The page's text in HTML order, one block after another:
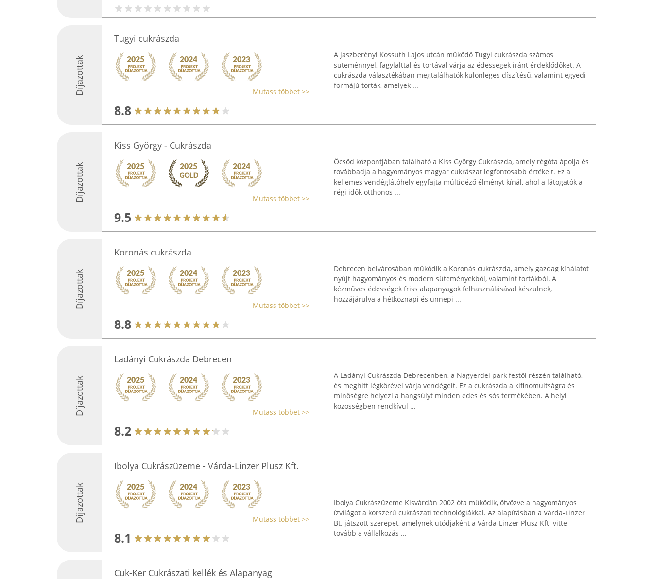
Díjazottak
Tugyi cukrászda
Mutass többet >>
8.8
A jászberényi Kossuth Lajos utcán működő Tugyi cukrászda számos
süteménnyel, fagylalttal és tortával várja az édességek iránt érdeklődőket. A
cukrászda választékában megtalálhatók különleges díszítésű, valamint egyedi
formájú torták, amelyek ...
Díjazottak
Kiss György - Cukrászda
Mutass többet >>
9.5
Öcsöd központjában található a Kiss György Cukrászda, amely régóta ápolja és
továbbadja a hagyományos magyar cukrászat legfontosabb értékeit. Ez a
kellemes vendéglátóhely egyfajta múltidéző élményt kínál, ahol a látogatók a
régi idők otthonos ...
Díjazottak
Koronás cukrászda
Mutass többet >>
8.8
Debrecen belvárosában működik a Koronás cukrászda, amely gazdag kínálatot
nyújt hagyományos és modern süteményekből, valamint tortákból. A
kézműves édességek friss alapanyagok felhasználásával készülnek,
hozzájárulva a hétköznapi és ünnepi ...
Díjazottak
Ladányi Cukrászda Debrecen
Mutass többet >>
8.2
A Ladányi Cukrászda Debrecenben, a Nagyerdei park festői részén található,
és meghitt légkörével várja vendégeit. Ez a cukrászda a kifinomultságra és
minőségre helyezi a hangsúlyt minden édes és sós termékében. A helyi
közösségben rendkívül ...
Díjazottak
Ibolya Cukrászüzeme - Várda-Linzer Plusz Kft.
Mutass többet >>
8.1
Ibolya Cukrászüzeme Kisvárdán 2002 óta működik, ötvözve a hagyományos
ízvilágot a korszerű cukrászati technológiákkal. Az alapításban a Várda-Linzer
Bt. játszott szerepet, amelynek utódjaként a Várda-Linzer Plusz Kft. vitte
tovább a vállalkozás ...
Cuk-Ker Cukrászati kellék és Alapanyag